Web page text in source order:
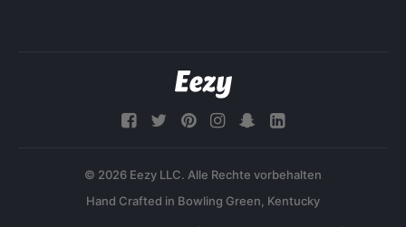
© 2026 Eezy LLC. Alle Rechte vorbehalten